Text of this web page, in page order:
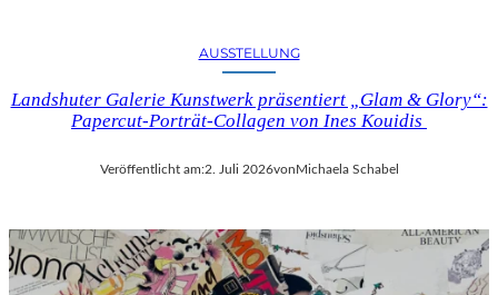
AUSSTELLUNG
Landshuter Galerie Kunstwerk präsentiert „Glam & Glory“:
Papercut-Porträt-Collagen von Ines Kouidis
Veröffentlicht am:2. Juli 2026vonMichaela Schabel